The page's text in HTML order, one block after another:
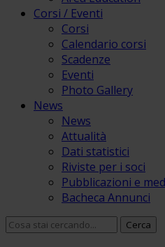
Corsi / Eventi
Corsi
Calendario corsi
Scadenze
Eventi
Photo Gallery
News
News
Attualità
Dati statistici
Riviste per i soci
Pubblicazioni e
Bacheca Annunci